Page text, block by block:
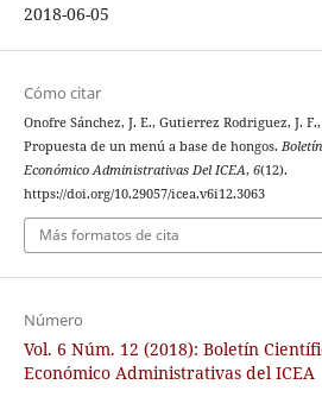
2018-06-05
Cómo citar
Onofre Sánchez, J. E., Gutierrez Rodriguez, J.
Propuesta de un menú a base de hongos.
Económico Administrativas Del ICEA, 6(12).
https://doi.org/10.29057/icea.v6i12.3063
Más formatos de cita
Número
Vol. 6 Núm. 12 (2018): Boletín
Económico Administrativas del ICEA